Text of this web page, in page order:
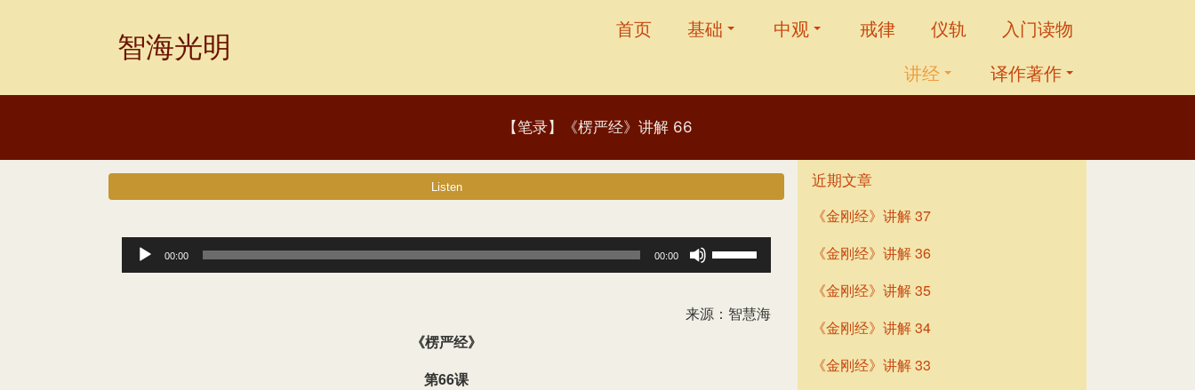
智海光明 首页 基础 中观 戒律 仪轨
入门读物
讲经
译作著作
【笔录】《楞严经》讲解 66
频
00:00 00:00
使
上
来源：智慧海
《楞严经》
第66课
近期文章
《金刚经》讲解 37
《金刚经》讲解 36
《金刚经》讲解 35
《金刚经》讲解 34
《金刚经》讲解 33